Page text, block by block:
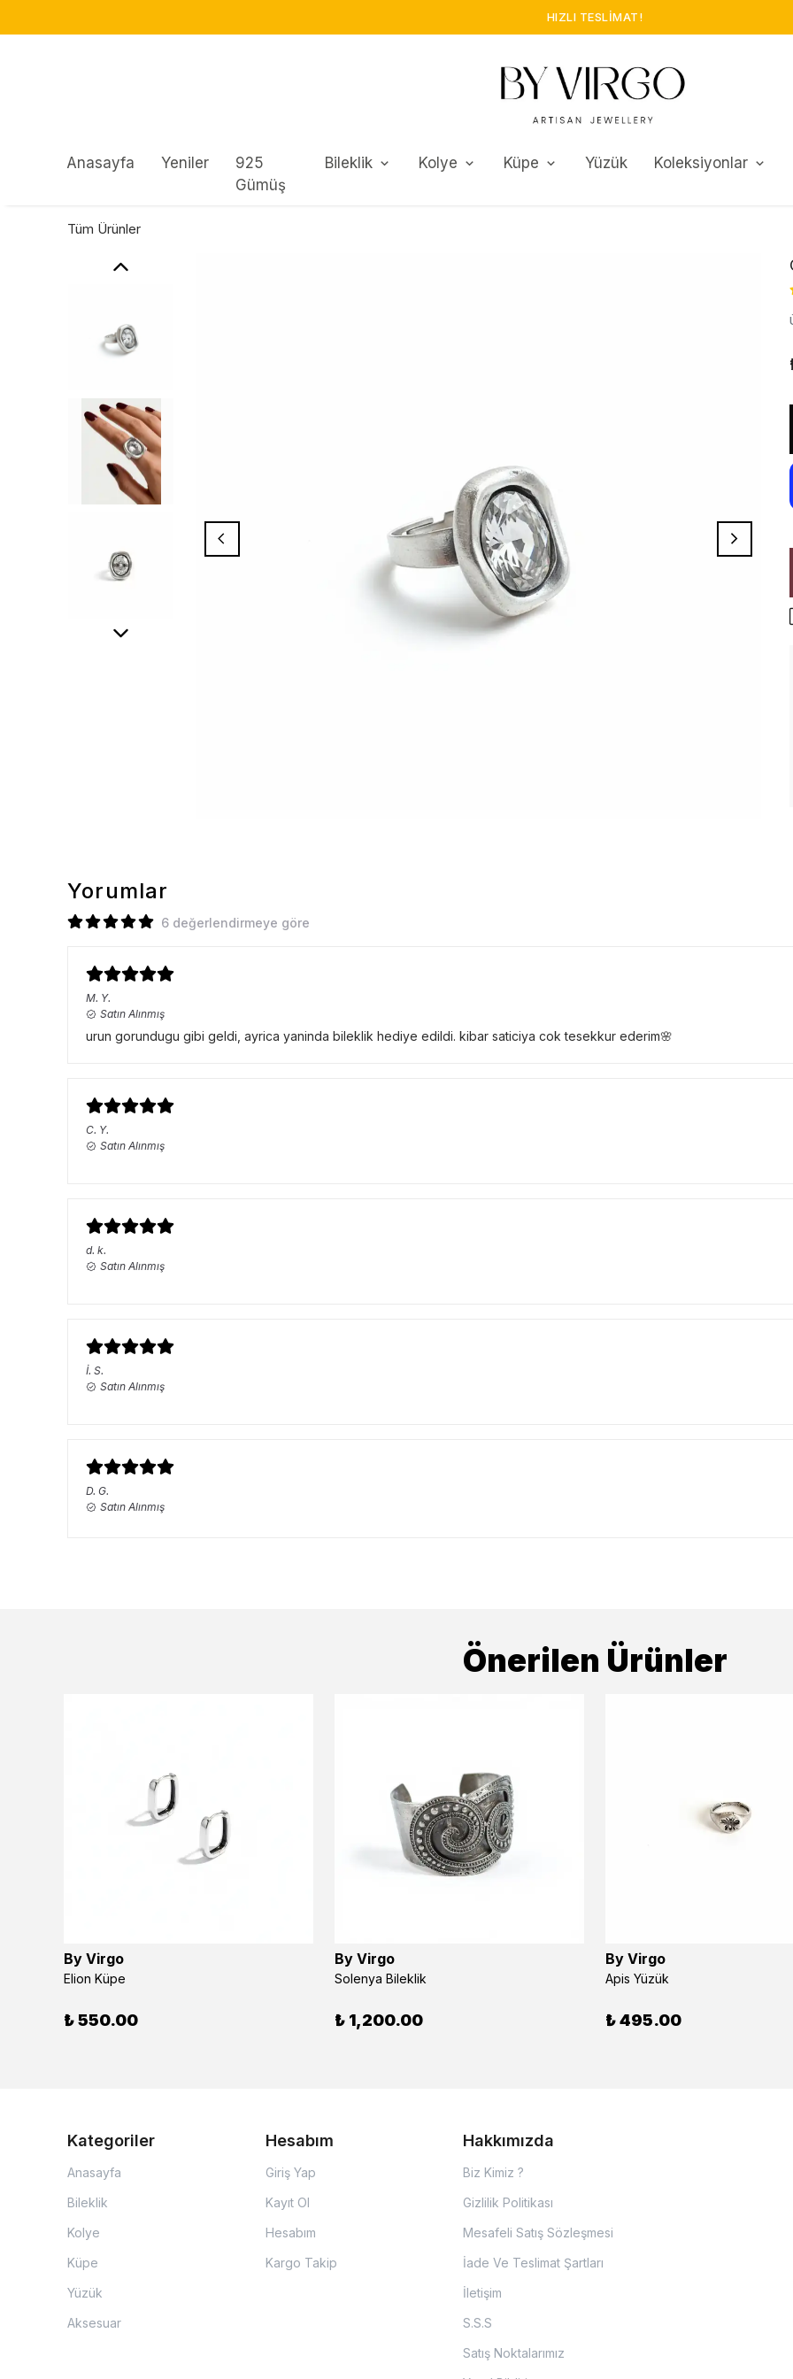
Anasayfa Yeniler
925
Gümüş
Bileklik Kolye Küpe Yüzük Koleksiyonlar
Tüm Ürünler
Yorumlar
6 değerlendirmeye göre
M. Y.
Satın Alınmış
urun gorundugu gibi geldi, ayrica yaninda bileklik hediye edildi. kibar saticiya cok tesekkur ederim🌸
C. Y.
Satın Alınmış
d. k.
Satın Alınmış
İ. S.
Satın Alınmış
D. G.
Satın Alınmış
Önerilen Ürünler
By Virgo
Elion Küpe
₺ 550.00
By Virgo
Solenya Bileklik
₺ 1,200.00
By Virgo
Apis Yüzük
₺ 495.00
Kategoriler
Anasayfa
Bileklik
Kolye
Küpe
Yüzük
Aksesuar
Hesabım
Giriş Yap
Kayıt Ol
Hesabım
Kargo Takip
Hakkımızda
Biz Kimiz ?
Gizlilik Politikası
Mesafeli Satış Sözleşmesi
İade Ve Teslimat Şartları
İletişim
S.S.S
Satış Noktalarımız